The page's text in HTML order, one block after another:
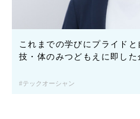
これまでの学びにプライド
技・体のみつどもえに即した
テックオーシャン